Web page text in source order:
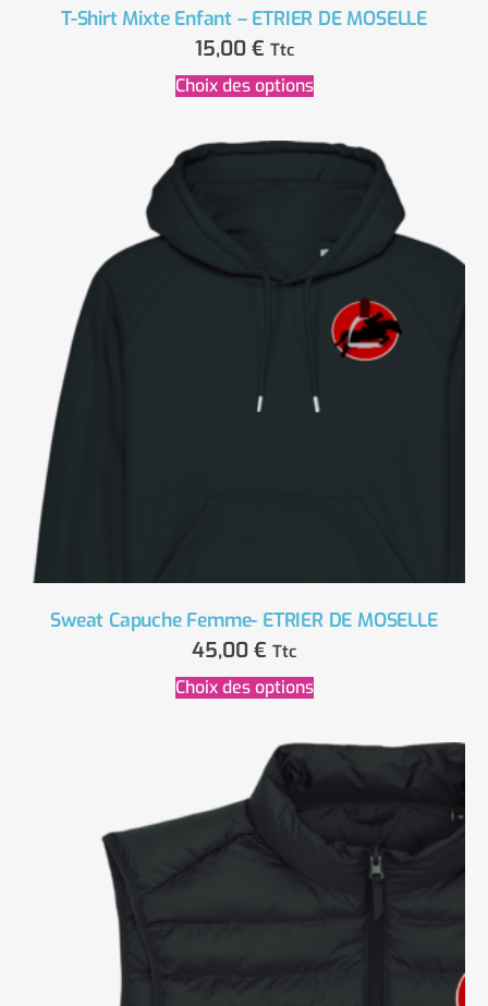
T-Shirt Mixte Enfant – ETRIER DE MOSELLE
15,00 € Ttc
Choix des options
Sweat Capuche Femme- ETRIER DE MOSELLE
45,00 € Ttc
Choix des options